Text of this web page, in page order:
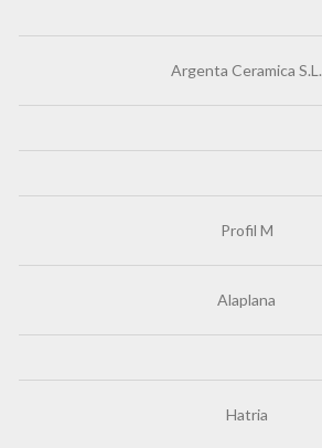
Argenta Ceramica S.L.
Profil M
Alaplana
Hatria